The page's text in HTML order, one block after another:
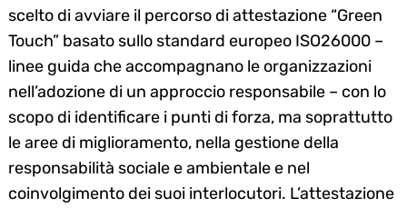
scelto di avviare il percorso di attestazione “Green
Touch” basato sullo standard europeo ISO26000 –
linee guida che accompagnano le organizzazioni
nell’adozione di un approccio responsabile – con lo
scopo di identificare i punti di forza, ma soprattutto
le aree di miglioramento, nella gestione della
responsabilità sociale e ambientale e nel
coinvolgimento dei suoi interlocutori. L’attestazione